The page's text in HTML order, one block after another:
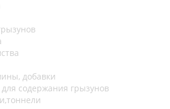
добавки
содержания грызунов